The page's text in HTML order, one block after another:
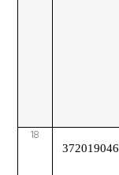
18
372019046